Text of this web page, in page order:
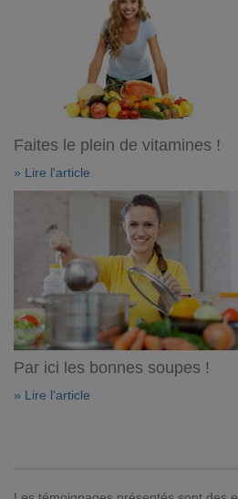
Faites le plein de vitamines !
» Lire l'article
Par ici les bonnes soupes !
» Lire l'article